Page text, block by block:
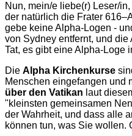
Nun, mein/e liebe(r) Leser/
der natürlich die Frater
gebe keine Alpha-Logen -
von Sydney entfernt, und
Tat, es gibt eine Alpha-Loge
Die Alpha Kirchenkurse
Menschen eingefangen und
über den Vatikan laut
"kleinsten gemeinsamen
der Wahrheit, und dass alle
können tun, was Sie wollen.